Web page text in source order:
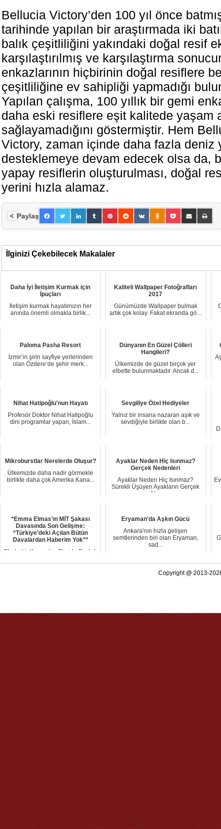
Bellucia Victory’den 100 yıl önce
tarihinde yapılan bir araştırmada iki
balık çeşitliliğini yakındaki doğal resif
karşılaştırılmış ve karşılaştırma
enkazlarının hiçbirinin doğal resiflere
çeşitliliğine ev sahipliği yapmadığı
Yapılan çalışma, 100 yıllık bir gemi
daha eski resiflere eşit kalitede yaşam
sağlayamadığını göstermiştir. Hem
Victory, zaman içinde daha fazla deniz
desteklemeye devam edecek olsa da,
yapay resiflerin oluşturulması, doğal
yerini hızla alamaz.
Paylaş
İlginizi Çekebilecek Makalaler
Daha İyi İletişim Kurmak için
İpuçları
İletişim kurmak hayatımızın her
anında önemli olmakla birlik...
Kaliteli Wallpaper Fotoğrafları
2017
Günümüzde Wallpaper bulmak
artık çok kolay. Fakat ekranda gö...
Paloma Pasha Resort
İzmir’in şirin sayfiye yerlerinden
olan Özdere’de şehir merk...
Dünyanın En Güzel Çölleri
Hangileri?
Ülkemizde de güzel birçok yer
elbette bulunmaktadır. Ancak d...
Nihat Hatipoğlu'nun Hayatı
Profesör Doktor Nihat Hatipoğlu
dini programlar yapan, İslam...
Sevgiliye Özel Hediyeler
Yalnız bir insana nazaran aşık ve
sevdiğiyle birlikte olan b...
Mikroburstlar Nerelerde Oluşur?
Ülkemizde daha nadir görmekle
birlikte daha çok Amerika Kana...
Ayaklar Neden Hiç Isınmaz?
Gerçek Nedenleri
Ayaklar Neden Hiç Isınmaz?
Sürekli Üşüyen Ayakların Gerçek
N...
*Emma Elmas’ın MİT Şakası
Davasında Son Gelişme:
“Türkiye’deki Açılan Bütün
Davalardan Haberim Yok”*
Ebubekir Kaynar’ın Florida Eyaleti
Eryaman'da Aşkın Gücü
Ankara'nın hızla gelişen
semtlerinden biri olan Eryaman,
sad...
Copyright @ 2013-